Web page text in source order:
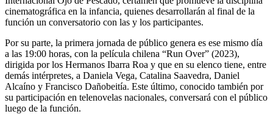
cinematográfica en la infancia, quienes desarrollarán al final de la
función un conversatorio con las y los participantes.
Por su parte, la primera jornada de público genera es ese mismo día
a las 19:00 horas, con la película chilena “Run Over” (2023),
dirigida por los Hermanos Ibarra Roa y que en su elenco tiene, entre
demás intérpretes, a Daniela Vega, Catalina Saavedra, Daniel
Alcaíno y Francisco Dañobeitía. Este último, conocido también por
su participación en telenovelas nacionales, conversará con el público
luego de la función.